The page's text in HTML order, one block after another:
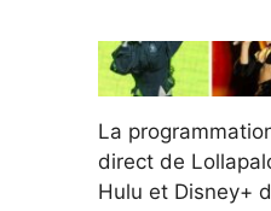
La
direct de
Hulu et Disney+